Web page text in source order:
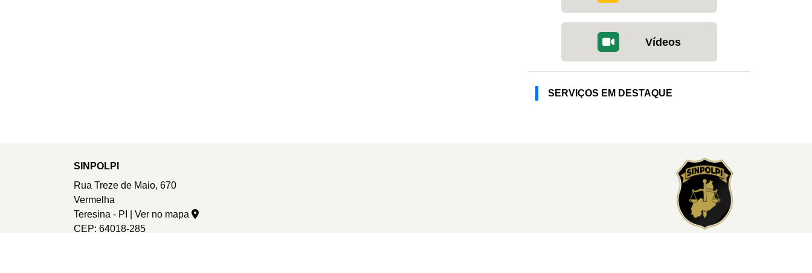
Vídeos
SERVIÇOS EM DESTAQUE
SINPOLPI
Rua Treze de Maio, 670
Vermelha
Teresina - PI | Ver no mapa
CEP: 64018-285